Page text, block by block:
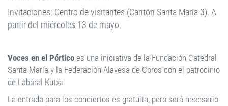
Invitaciones: Centro de visitantes (Cantón Santa María 3). A
partir del miércoles 13 de mayo.
Voces en el Pórtico es una iniciativa de la Fundación Catedral
Santa María y la Federación Alavesa de Coros con el patrocinio
de Laboral Kutxa
La entrada para los conciertos es gratuita, pero será necesario